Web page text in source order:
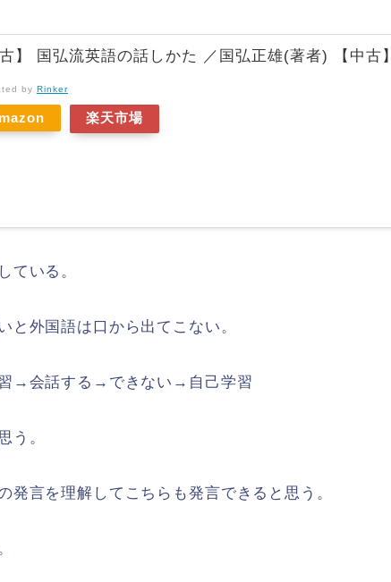
古】 国弘流英語の話しかた ／国弘正雄(著者) 【中古】
by Rinker
楽天市場
ている。
と外国語は口から出てこない。
→会話する→できない→自己学習
う。
発言を理解してこちらも発言できると思う。